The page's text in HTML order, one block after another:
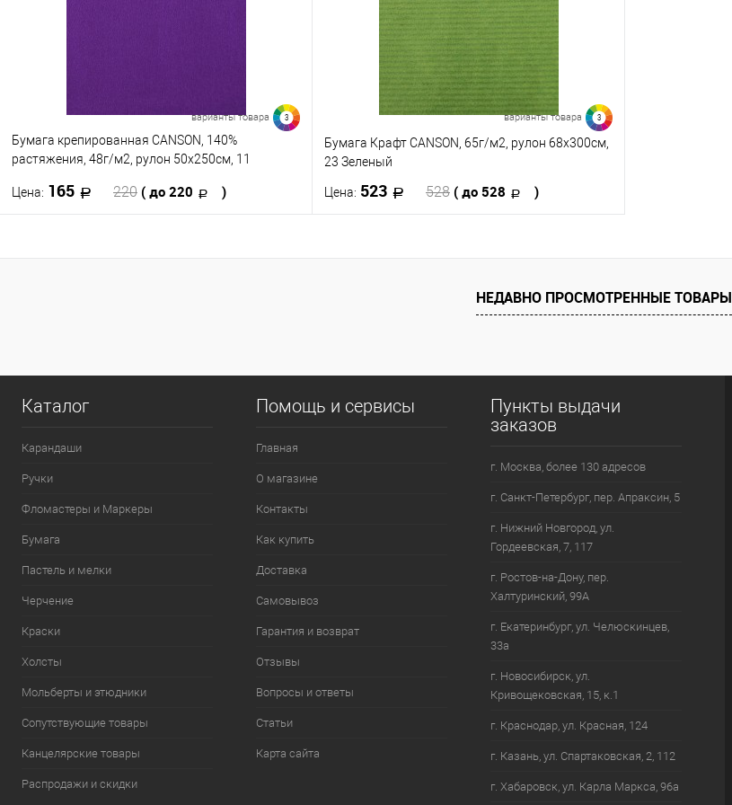
варианты товара 3
Бумага крепированная CANSON, 140%
растяжения, 48г/м2, рулон 50х250см, 11
Цена: 165 220 ( до 220 )
варианты товара 3
Бумага Крафт CANSON, 65г/м2, рулон 68х300см,
23 Зеленый
Цена: 523 528 ( до 528 )
К сравнению
В наличии
НЕДАВНО ПРОСМОТРЕННЫЕ ТОВАРЫ
Каталог
Карандаши
Ручки
Фломастеры и Маркеры
Бумага
Пастель и мелки
Черчение
Краски
Холсты
Мольберты и этюдники
Сопутствующие товары
Канцелярские товары
Распродажи и скидки
Помощь и сервисы
Главная
О магазине
Контакты
Как купить
Доставка
Самовывоз
Гарантия и возврат
Отзывы
Вопросы и ответы
Статьи
Карта сайта
Пункты выдачи
заказов
г. Москва, более 130 адресов
г. Санкт-Петербург, пер. Апраксин, 5
г. Нижний Новгород, ул.
Гордеевская, 7, 117
г. Ростов-на-Дону, пер.
Халтуринский, 99А
г. Екатеринбург, ул. Челюскинцев,
33а
г. Новосибирск, ул.
Кривощековская, 15, к.1
г. Краснодар, ул. Красная, 124
г. Казань, ул. Спартаковская, 2, 112
г. Хабаровск, ул. Карла Маркса, 96а